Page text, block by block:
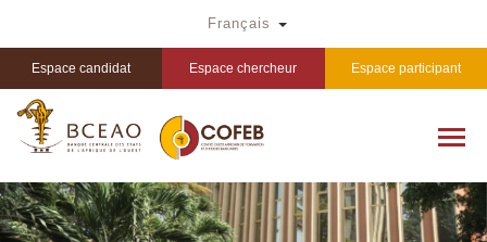
principal
Français Toggle Dropdown
Espace candidat Espace chercheur Espace participant